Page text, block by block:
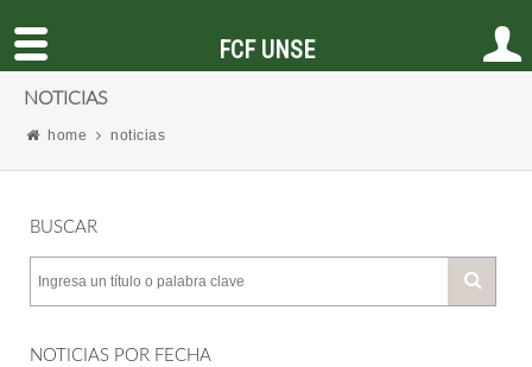
NOTICIAS
home noticias
BUSCAR
NOTICIAS POR FECHA
FCF UNSE